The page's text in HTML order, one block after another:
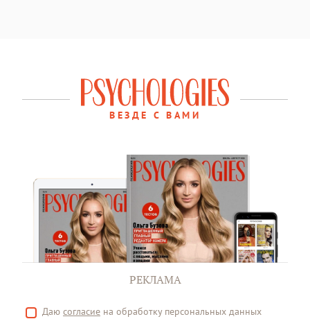
ВЕЗДЕ С ВАМИ
РЕКЛАМА
Даю согласие на обработку персональных данных